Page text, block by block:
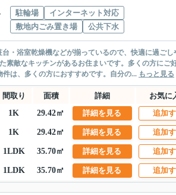
駐輪場
インターネット対応
敷地内ごみ置き場
公共下水
・浴室乾燥機などが揃っているので、快適に過ごし
素敵なキッチンがあるお住まいです。多くの方にご
は、多くの方におすすめです。自分の... もっと見る
間取り 面積 詳細
お気に
1K 29.42㎡ 詳細を見る 追加
1K 29.42㎡ 詳細を見る 追加
1LDK 35.70㎡ 詳細を見る 追加
1LDK 35.70㎡ 詳細を見る 追加